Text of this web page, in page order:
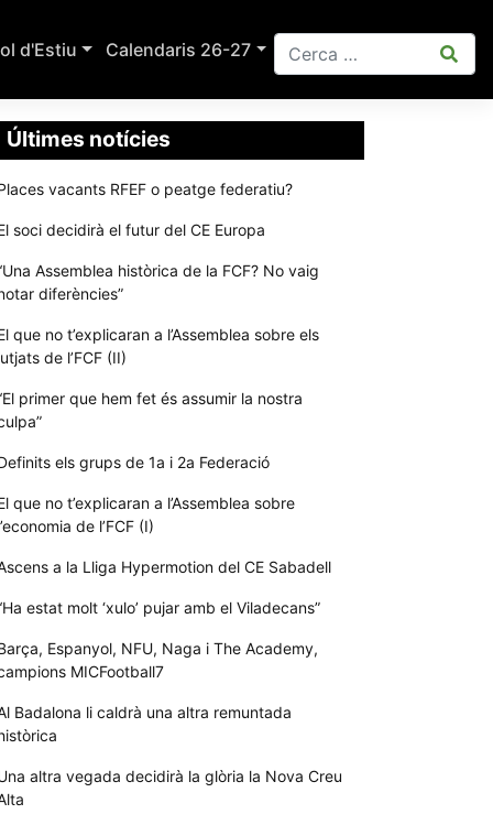
d'Estiu Calendaris 26-27
Últimes notícies
vacants RFEF o peatge federatiu?
soci decidirà el futur del CE Europa
Assemblea històrica de la FCF? No vaig
diferències”
que no t’explicaran a l’Assemblea sobre els
de l’FCF (II)
primer que hem fet és assumir la nostra
els grups de 1a i 2a Federació
que no t’explicaran a l’Assemblea sobre
de l’FCF (I)
a la Lliga Hypermotion del CE Sabadell
estat molt ‘xulo’ pujar amb el Viladecans”
Espanyol, NFU, Naga i The Academy,
MICFootball7
Badalona li caldrà una altra remuntada
altra vegada decidirà la glòria la Nova Creu